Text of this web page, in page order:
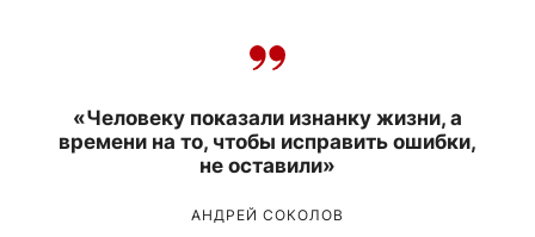
«Человеку показали изнанку жизни, а
времени на то, чтобы исправить ошибки,
не оставили»
АНДРЕЙ СОКОЛОВ